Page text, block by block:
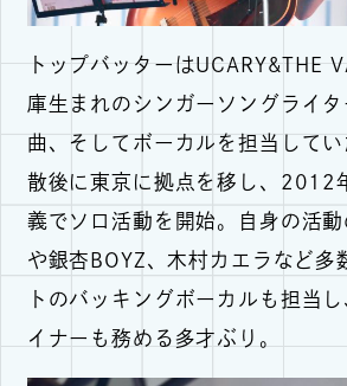
トップバッターはUCARY&THE
庫生まれのシンガーソングライ
曲、そしてボーカルを担当して
散後に東京に拠点を移し、2012
義でソロ活動を開始。自身の活動
や銀杏BOYZ、木村カエラなど多
トのバッキングボーカルも担当
イナーも務める多才ぶり。